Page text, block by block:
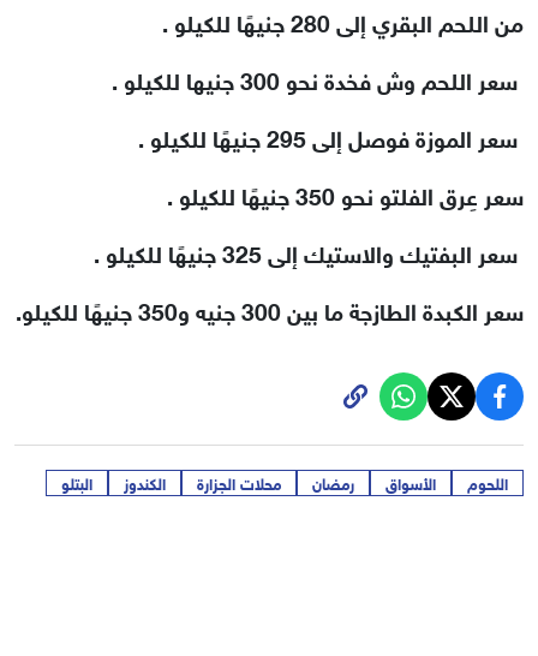
من اللحم البقري إلى 280 جنيهًا للكيلو .
سعر اللحم وش فخدة نحو 300 جنيها للكيلو .
سعر الموزة فوصل إلى 295 جنيهًا للكيلو .
سعر عِرق الفلتو نحو 350 جنيهًا للكيلو .
سعر البفتيك والاستيك إلى 325 جنيهًا للكيلو .
سعر الكبدة الطازجة ما بين 300 جنيه و350 جنيهًا للكيلو.
اللحوم الأسواق رمضان محلات الجزارة الكندوز البتلو